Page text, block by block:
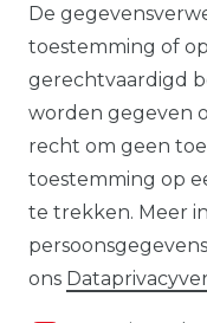
en
ter
verschillen
getoonde
De op de
specificaties
worden
De
toestemming of
gerechtvaardigd
worden gegeven
recht om geen
toestemming op
te trekken. Meer
ons